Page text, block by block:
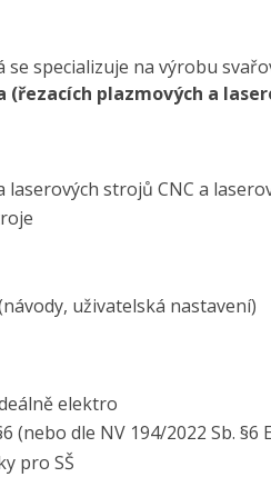
specializuje na výrobu
(řezacích plazmových a
strojů CNC a
uživatelská nastavení)
elektro
(nebo dle NV 194/2022 Sb.
pro SŠ